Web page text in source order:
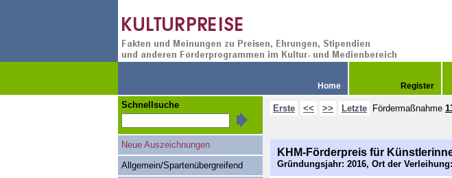
Home Register
Erste << >> Letzte Fördermaßnahme
KHM-Förderpreis für
Gründungsjahr: 2016, Ort der
Schnellsuche
Neue Auszeichnungen
Allgemein/Spartenübergreifend